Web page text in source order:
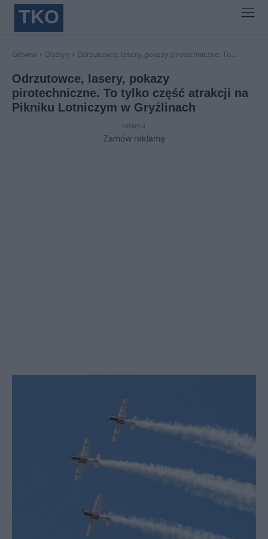
TKO
Główna Olsztyn Odrzutowce, lasery, pokazy pirotechniczne. To...
Odrzutowce, lasery, pokazy
pirotechniczne. To tylko część atrakcji na
Pikniku Lotniczym w Gryźlinach
reklama
Zamów reklamę